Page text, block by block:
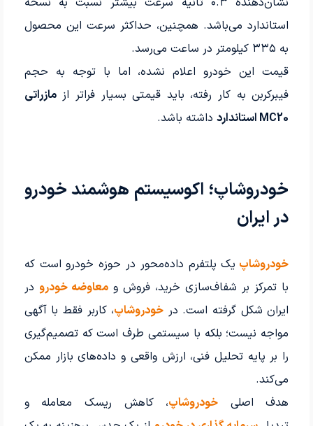
استاندارد می‌باشد. همچنین، حداکثر سرعت این محصول
به ۳۳۵ کیلومتر در ساعت می‌رسد.
قیمت این خودرو اعلام نشده، اما با توجه به حجم
فیبرکربن به کار رفته، باید قیمتی بسیار فراتر ازمازراتی
MC20 استاندارد
داشته باشد.
خودروشاپ؛ اکوسیستم هوشمند خودرو
در ایران
خودروشاپ یک پلتفرم داده‌محور در حوزه خودرو است که
با تمرکز بر شفاف‌سازی خرید، فروش ومعاوضه خودرو در
ایران شکل گرفته است. در خودروشاپ، کاربر فقط با آگهی
مواجه نیست؛ بلکه با سیستمی طرف است که تصمیم‌گیری
را بر پایه تحلیل فنی، ارزش واقعی و داده‌های بازار ممکن
می‌کند.
هدف اصلی خودروشاپ، کاهش ریسک معامله و